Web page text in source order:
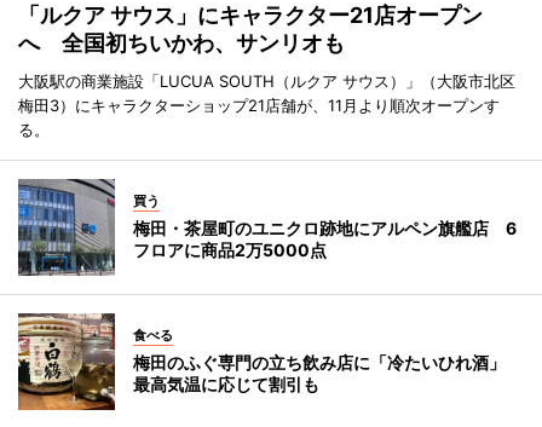
「ルクア サウス」にキャラクター21店オープン
へ 全国初ちいかわ、サンリオも
大阪駅の商業施設「LUCUA SOUTH（ルクア サウス）」（大阪市北区
梅田3）にキャラクターショップ21店舗が、11月より順次オープンす
る。
買う
梅田・茶屋町のユニクロ跡地にアルペン旗艦店 6
フロアに商品2万5000点
食べる
梅田のふぐ専門の立ち飲み店に「冷たいひれ酒」
最高気温に応じて割引も